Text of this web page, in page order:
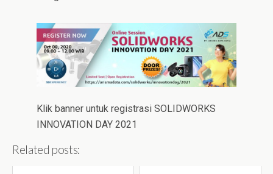
Klik banner untuk registrasi SOLIDWORKS
INNOVATION DAY 2021
Related posts: